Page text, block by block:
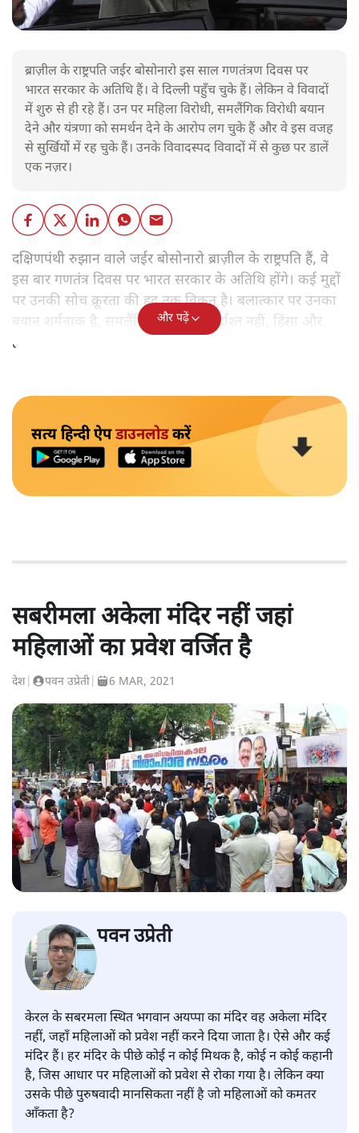
ब्राज़ील के राष्ट्रपति जईर बोसोनारो इस साल गणतंत्रण दिवस पर
भारत सरकार के अतिथि हैं। वे दिल्ली पहुँच चुके हैं। लेकिन वे विवादों
में शुरु से ही रहे हैं। उन पर महिला विरोधी, समलैंगिक विरोधी बयान
देने और यंत्रणा को समर्थन देने के आरोप लग चुके हैं और वे इस वजह
से सुर्खियोें में रह चुके हैं। उनके विवादस्पद विवादों में से कुछ पर डालें
एक नज़र।
दक्षिणपंथी रुझान वाले जईर बोसोनारो ब्राज़ील के राष्ट्रपति हैं, वे
इस बार गणतंत्र दिवस पर भारत सरकार के अतिथि होंगे। कई मुद्दों
पर उनकी सोच क्रूरता की हद तक विकृत है। बलात्कार पर उनका
बयान शर्मनाक है, समलैंगिक लोग उन्हें बर्दाश्त नहीं, हिंसा और
हत्याएं उनकी 'रूल-बुक' में हैं।
और पढ़ें
सत्य हिन्दी ऐपडाउनलोडकरें
सबरीमला अकेला मंदिर नहीं जहां
महिलाओं का प्रवेश वर्जित है
देश पवन उप्रेती 6 MAR, 2021
पवन उप्रेती
केरल के सबरमला स्थित भगवान अयप्पा का मंदिर वह अकेला मंदिर
नहीं, जहाँ महिलाओं को प्रवेश नहीं करने दिया जाता है। ऐसे और कई
मंदिर हैं। हर मंदिर के पीछे कोई न कोई मिथक है, कोई न कोई कहानी
है, जिस आधार पर महिलाओं को प्रवेश से रोका गया है। लेकिन क्या
उसके पीछे पुरुषवादी मानसिकता नहीं है जो महिलाओं को कमतर
आँकता है?